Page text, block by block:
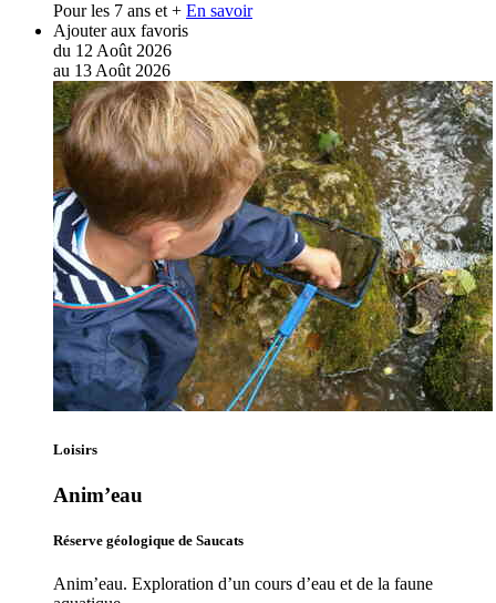
Pour les 7 ans et + En savoir
Ajouter aux favoris
du 12Août 2026
au 13Août 2026
Loisirs
Anim’eau
Réserve géologique de Saucats
Anim’eau. Exploration d’un cours d’eau et de la faune